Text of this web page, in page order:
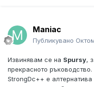
Maniac
Публикувано
Извинявам се на Spursy,
прекрасното ръководство.
StrongDc++ е